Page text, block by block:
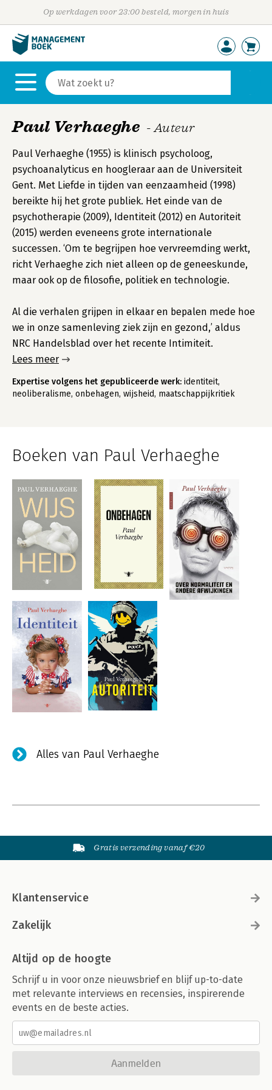
Op werkdagen voor 23:00 besteld, morgen in huis
Paul Verhaeghe - Auteur
Paul Verhaeghe (1955) is klinisch psycholoog,
psychoanalyticus en hoogleraar aan de Universiteit
Gent. Met Liefde in tijden van eenzaamheid (1998)
bereikte hij het grote publiek. Het einde van de
psychotherapie (2009), Identiteit (2012) en Autoriteit
(2015) werden eveneens grote internationale
successen. ‘Om te begrijpen hoe vervreemding werkt,
richt Verhaeghe zich niet alleen op de geneeskunde,
maar ook op de filosofie, politiek en technologie.
Al die verhalen grijpen in elkaar en bepalen mede hoe
we in onze samenleving ziek zijn en gezond,’ aldus
NRC Handelsblad over het recente Intimiteit.
Lees meer
Expertise volgens het gepubliceerde werk: identiteit,
neoliberalisme, onbehagen, wijsheid, maatschappijkritiek
Boeken van Paul Verhaeghe
Alles van Paul Verhaeghe
Gratis verzending vanaf €20
Klantenservice
Zakelijk
Altijd op de hoogte
Schrijf u in voor onze nieuwsbrief en blijf up-to-date
met relevante interviews en recensies, inspirerende
events en de beste acties.
Aanmelden